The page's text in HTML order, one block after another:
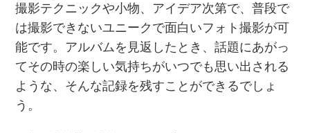
撮影テクニックや小物、アイデア次第で、普段で
は撮影できないユニークで面白いフォト撮影が可
能です。アルバムを見返したとき、話題にあがっ
てその時の楽しい気持ちがいつでも思い出される
ような、そんな記録を残すことができるでしょ
う。